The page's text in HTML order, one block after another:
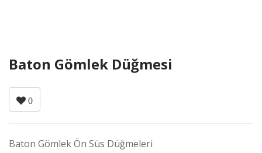
Baton Gömlek Düğmesi
0
Baton Gömlek Ön Süs Düğmeleri